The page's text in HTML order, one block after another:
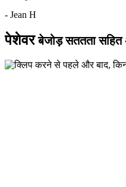
- Jean H
पेशेवरबेजोड़ सततता